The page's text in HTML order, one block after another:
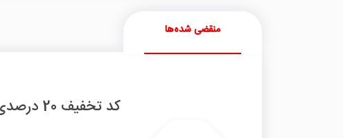
منقضی شده‌ها
کد تخفیف 20 درصدی پاکساب شویان